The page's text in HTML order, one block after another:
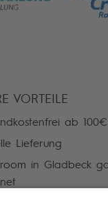
VORTEILE
ab 100€
Lieferung
in Gladbeck